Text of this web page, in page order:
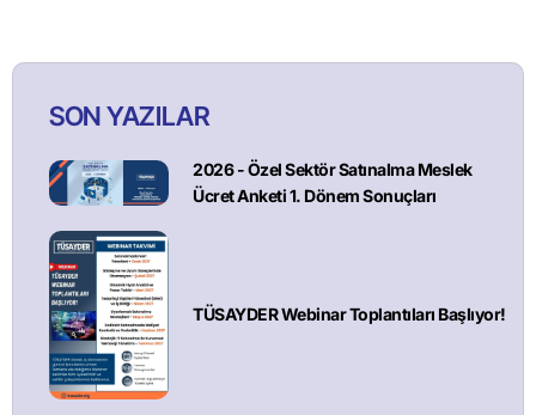
SON YAZILAR
2026 - Özel Sektör Satınalma Meslek
Ücret Anketi 1. Dönem Sonuçları
TÜSAYDER Webinar Toplantıları Başlıyor!